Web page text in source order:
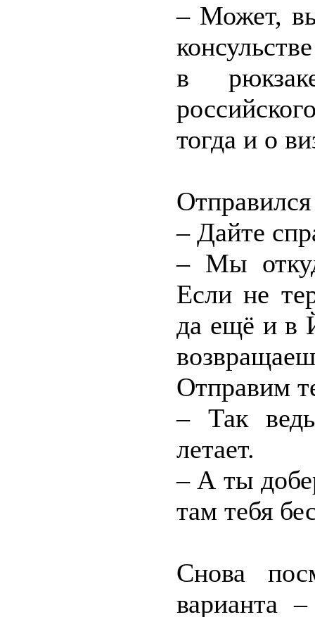
– Может,
в
тогда и о
– Дайте
– Мы
Если не
да ещё и в
Отправим
– Так
летает.
– А ты
там тебя
Снова
варианта